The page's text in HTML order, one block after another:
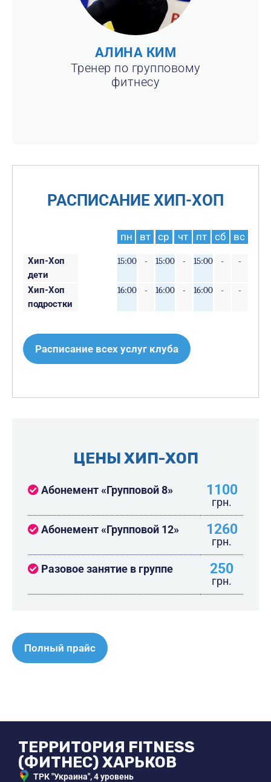
АЛИНА КИМ
Тренер по групповому
фитнесу
РАСПИСАНИЕ ХИП-ХОП
пн вт ср чт пт сб вс
Хип-Хоп
дети
15:00 - 15:00 - 15:00 - -
Хип-Хоп
подростки
16:00 - 16:00 - 16:00 - -
Расписание всех услуг клуба
ЦЕНЫ ХИП-ХОП
Абонемент «Групповой 8» 1100
грн.
Абонемент «Групповой 12» 1260
грн.
Разовое занятие в группе 250
грн.
Полный прайс
ТЕРРИТОРИЯ FITNESS
(ФИТНЕС) ХАРЬКОВ
ТРК "Украина", 4 уровень